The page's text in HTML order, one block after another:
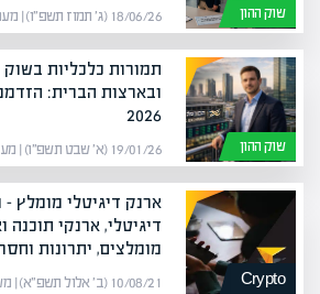
שוק ההון 18/06/26 (ג׳ תמוז תשפ״ו) | מערכת אפיק
שוק ההון
תמורות כלכליות
ובארצות הברית:
2026
19/01/26 (א׳ שבט תשפ״ו) | מערכת אפיק
Crypto
ארנק דיגיטלי מומלץ
דיגיטלי, ארנקי תוכנה
מומלצים, יתרונות
10/08/21 (ב׳ אלול תשפ״א) | מערכת אפיק